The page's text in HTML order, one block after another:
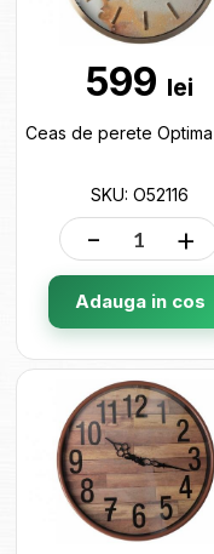
599 lei
SKU: O52116
- +
Adauga in cos